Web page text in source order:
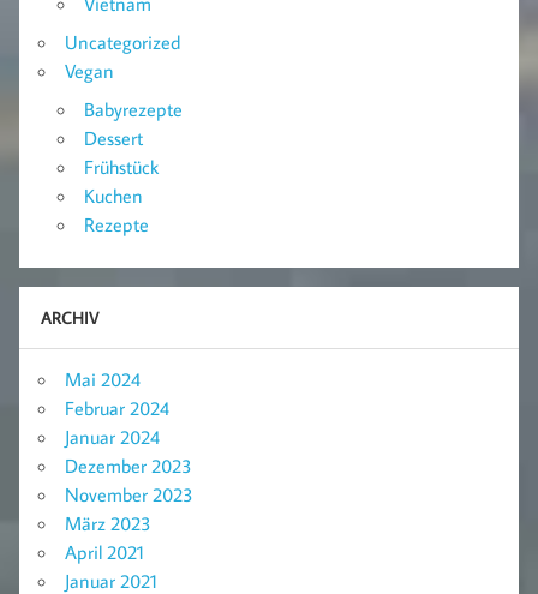
Uncategorized
Vegan
Babyrezepte
Dessert
Frühstück
Kuchen
Rezepte
ARCHIV
Mai 2024
Februar 2024
Januar 2024
Dezember 2023
November 2023
März 2023
April 2021
Januar 2021